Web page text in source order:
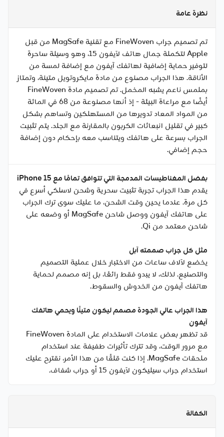
نظرة عامة
تم تصميم جراب FineWoven مع تقنية MagSafe من قبل
Apple لتكملة جمال هاتف لآيفون 15، وهو وسيلة ساحرة
لتوفير حماية إضافية لهاتفك آيفون مع إضافة لمسة من
الأناقة. هذا الجراب مصنوع من مادة مايكروتويل متينة، وتمتاز
بملمس ناعم يشبه المخمل. تم تصميم مادة FineWoven
أيضًا مع مراعاة البيئة - إذ أنها مصنوعة من 68 في المائة
من المواد المعاد تدويرها من المستهلكين وتساهم بشكل
كبير في تقليل انبعاثات الكربون بالمقارنة مع الجلد. يتم تثبيت
الجراب بسرعة على هاتفك ويتناسب معه بإحكام دون إضافة
حجم إضافي.
بفضل المغناطيسات المدمجة التي تتوافق تمامًا مع iPhone 15
يقدم هذا الجراب تجربة تثبيت سحرية وشحن لاسلكي أسرع في
كل مرة. عندما يحين وقت الشحن، ما عليك سوى ترك الجراب
على هاتفك آيفون ووصل شاحن MagSafe أو وضعه على
شاحن معتمد من Qi.
مثل كل جراب صممته آبل
يخضع لآلاف ساعات من الاختبار خلال عملية التصميم
والتصنيع. لذلك، لا يبدو فقط رائعًا، بل إنه مصمم لحماية
هاتفك آيفون من الخدوش والسقوط.
هذا الجراب عالي الجودة مصمم ليكون متينًا ويحمي هاتفك
آيفون
قد تظهر بعض علامات الاستخدام على المادة FineWoven
مع مرور الوقت، وقد تترك تأثيرات طفيفة عند استخدام
ملحقات MagSafe. إذا كنت قلقًا من هذا الأمر، نقترح عليك
استخدام جراب سيليكون لآيفون 15 أو جراب شفاف.
الكفالة